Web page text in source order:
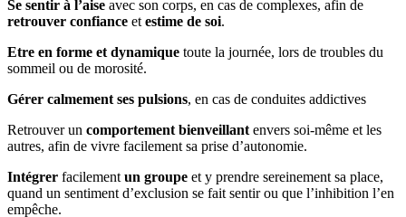
Se sentir à l’aise avec son corps, en cas de complexes, afin de
retrouver confiance et estime de soi.
Etre en forme et dynamique toute la journée, lors de troubles du
sommeil ou de morosité.
Gérer calmement ses pulsions, en cas de conduites addictives
Retrouver un comportement bienveillant envers soi-même et les
autres, afin de vivre facilement sa prise d’autonomie.
Intégrer facilement un groupe et y prendre sereinement sa place,
quand un sentiment d’exclusion se fait sentir ou que l’inhibition l’en
empêche.